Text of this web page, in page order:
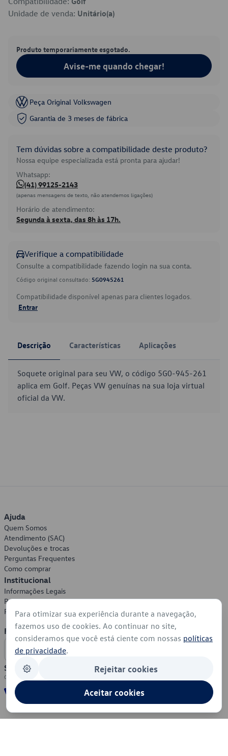
Unidade de venda: Unitário(a)
Produto temporariamente esgotado.
Avise-me quando chegar!
Peça Original Volkswagen
Garantia de 3 meses de fábrica
Tem dúvidas sobre a compatibilidade deste produto?
Nossa equipe especializada está pronta para ajudar!
Whatsapp:
(41) 99125-2143
(apenas mensagens de texto, não atendemos ligações)
Horário de atendimento:
Segunda à sexta, das 8h às 17h.
Verifique a compatibilidade
Consulte a compatibilidade fazendo login na sua conta.
Código original consultado: 5G0945261
Compatibilidade disponível apenas para clientes logados.
Entrar
Descrição Características Aplicações
Soquete original para seu VW, o código 5G0-945-261
aplica em Golf. Peças VW genuínas na sua loja virtual
oficial da VW.
Ajuda
Quem Somos
Atendimento (SAC)
Devoluções e trocas
Perguntas Frequentes
Como comprar
Institucional
Informações Legais
Política de Privacidade
Política de Cookies
Formas de Pagamento
Segurança
Para otimizar sua experiência durante a navegação,
fazemos uso de cookies. Ao continuar no site,
consideramos que você está ciente com nossas políticas
de privacidade.
Rejeitar cookies
Aceitar cookies